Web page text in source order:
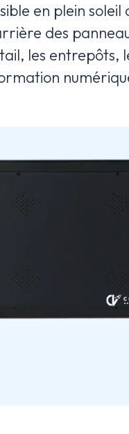
en plein
des
les entrepôts,